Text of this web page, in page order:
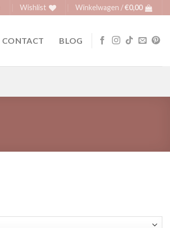
Wishlist Winkelwagen /€0,00
CONTACT BLOG